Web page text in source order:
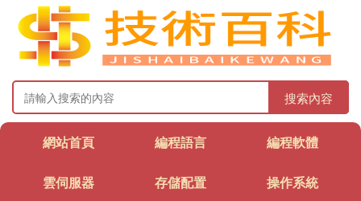
搜索內容
網站首頁 編程語言 編程軟體
雲伺服器 存儲配置 操作系統